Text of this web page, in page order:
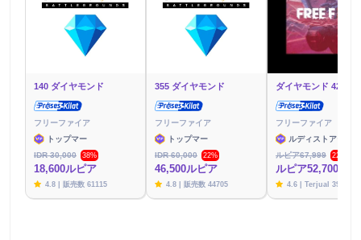
140 ダイヤモンド
フリーファイア
トップマー
IDR 30,000
38%
18,600ルピア
4.8 | 販売数 61115
355 ダイヤモンド
フリーファイア
トップマー
IDR 60,000
22%
46,500ルピア
4.8 | 販売数 44705
ダイヤモンド 425 個
フリーファイア
ルディストアーズ
ルピア67,999
22%
ルピア52,700
4.6 | Terjual 39788